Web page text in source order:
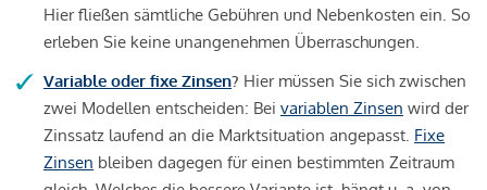
Hier fließen sämtliche Gebühren und Nebenkosten ein. So
erleben Sie keine unangenehmen Überraschungen.
Variable oder fixe Zinsen? Hier müssen Sie sich zwischen
zwei Modellen entscheiden: Bei variablen Zinsen wird der
Zinssatz laufend an die Marktsituation angepasst. Fixe
Zinsen bleiben dagegen für einen bestimmten Zeitraum